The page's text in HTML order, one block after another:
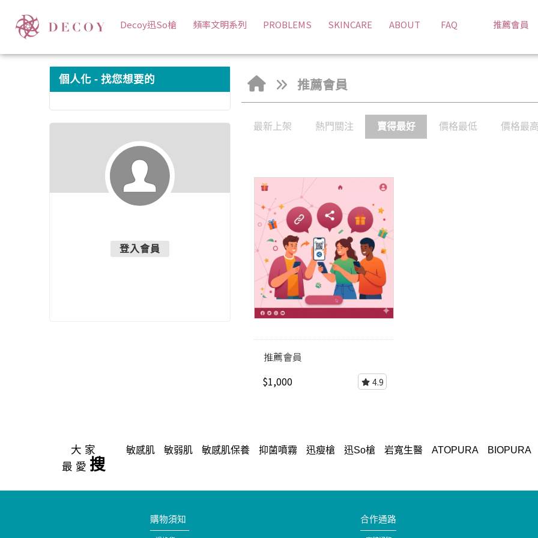
Decoy迅So槍 頻率文明系列 PROBLEMS SKINCARE ABOUT FAQ 推薦會員
個人化 - 找您想要的
登入會員
推薦會員
最新上架 熱門關注 賣得最好 價格最低 價格最高
推薦會員
$1,000 4.9
大家
最愛 搜
敏感肌 敏弱肌 敏感肌保養 抑菌噴霧 迅瘦槍 迅So槍 岩寬生醫 ATOPURA BIOPURA
購物須知 合作通路